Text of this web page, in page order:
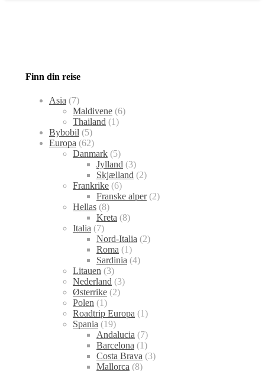
Finn din reise
Asia (7)
Maldivene (6)
Thailand (1)
Bybobil (5)
Europa (62)
Danmark (5)
Jylland (3)
Skjælland (2)
Frankrike (6)
Franske alper(2)
Hellas (8)
Kreta (8)
Italia (7)
Nord-Italia (2)
Roma (1)
Sardinia (4)
Litauen (3)
Nederland (3)
Østerrike (2)
Polen (1)
Roadtrip Europa (1)
Spania (19)
Andalucia (7)
Barcelona (1)
Costa Brava (3)
Mallorca (8)